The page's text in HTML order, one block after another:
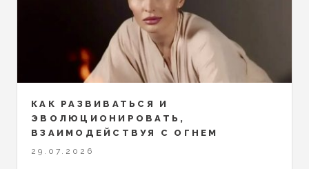
КАК РАЗВИВАТЬСЯ И
ЭВОЛЮЦИОНИРОВАТЬ,
ВЗАИМОДЕЙСТВУЯ С ОГНЕМ
29.07.2026